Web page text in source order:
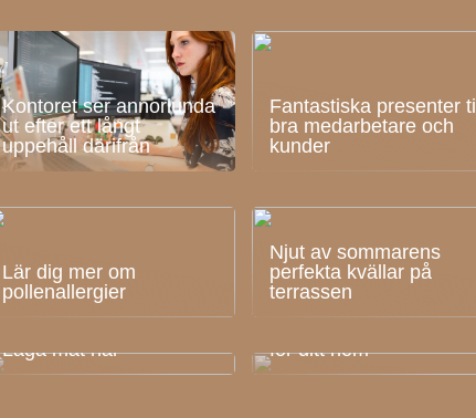
Kontoret ser annorlunda
ut efter ett långt
uppehåll därifrån
Fantastiska presenter till
bra medarbetare och
kunder
Lär dig mer om
pollenallergier
Njut av sommarens
perfekta kvällar på
terrassen
Laga mat här
för ditt hem